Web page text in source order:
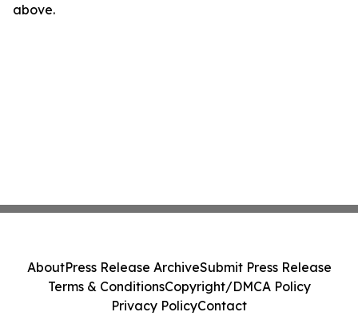
above.
AboutPress Release ArchiveSubmit Press Release
Terms & ConditionsCopyright/DMCA Policy
Privacy PolicyContact